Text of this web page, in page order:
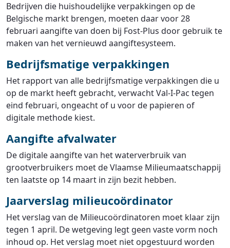
Bedrijven die huishoudelijke verpakkingen op de
Belgische markt brengen, moeten daar voor 28
februari aangifte van doen bij Fost-Plus door gebruik te
maken van het vernieuwd aangiftesysteem.
Bedrijfsmatige verpakkingen
Het rapport van alle bedrijfsmatige verpakkingen die u
op de markt heeft gebracht, verwacht Val-I-Pac tegen
eind februari, ongeacht of u voor de papieren of
digitale methode kiest.
Aangifte afvalwater
De digitale aangifte van het waterverbruik van
grootverbruikers moet de Vlaamse Milieumaatschappij
ten laatste op 14 maart in zijn bezit hebben.
Jaarverslag milieucoördinator
Het verslag van de Milieucoördinatoren moet klaar zijn
tegen 1 april. De wetgeving legt geen vaste vorm noch
inhoud op. Het verslag moet niet opgestuurd worden